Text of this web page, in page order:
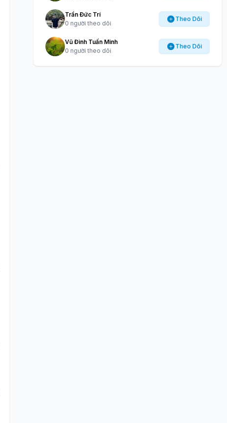
Trần Đức Trí
0 người theo dõi
Theo Dõi
Vũ Đình Tuấn Minh
0 người theo dõi
Theo Dõi